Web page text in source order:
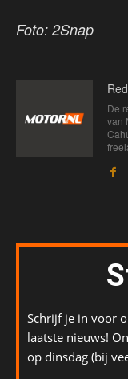
Foto: 2Snap
De
van
Schrijf je in voor
laatste nieuws!
op dinsdag (bij